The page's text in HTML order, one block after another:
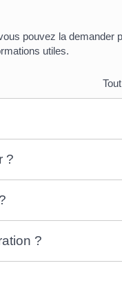
pouvez la demander
utiles.
?
?